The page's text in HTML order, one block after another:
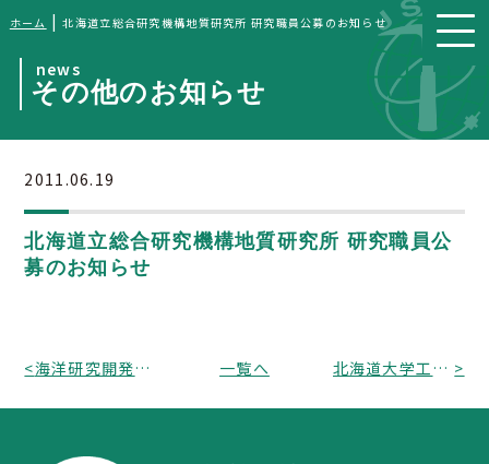
ホーム |北海道立総合研究機構地質研究所 研究職員公募のお知らせ
news
その他のお知らせ
2011.06.19
北海道立総合研究機構地質研究所 研究職員公
募のお知らせ
< 海洋研究開発機構 「東日本大震災に関わる放射能に関する観測研究課題の追加公募」のお知らせ 一覧へ 北海道大学工学研究院 環境地質学研究室 准教授 公募のご案内 >